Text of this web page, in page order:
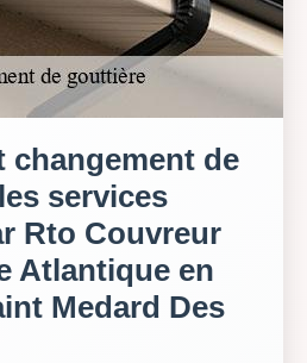
changement de
services
Rto Couvreur
Atlantique en
Medard Des